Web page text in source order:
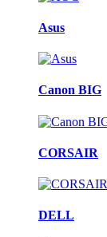
Asus
Canon BIG
CORSAIR
DELL